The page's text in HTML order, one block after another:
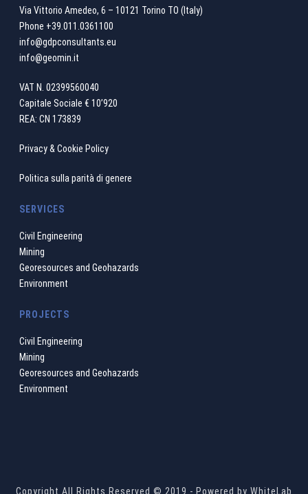
Via Vittorio Amedeo, 6 – 10121 Torino TO (Italy)
Phone +39.011.0361100
info@gdpconsultants.eu
info@geomin.it
VAT N. 02399560040
Capitale Sociale € 10’920
REA: CN 173839
Privacy & Cookie Policy
Politica sulla parità di genere
SERVICES
Civil Engineering
Mining
Georesources and Geohazards
Environment
PROJECTS
Civil Engineering
Mining
Georesources and Geohazards
Environment
Copyright All Rights Reserved © 2019 - Powered by WhiteLab